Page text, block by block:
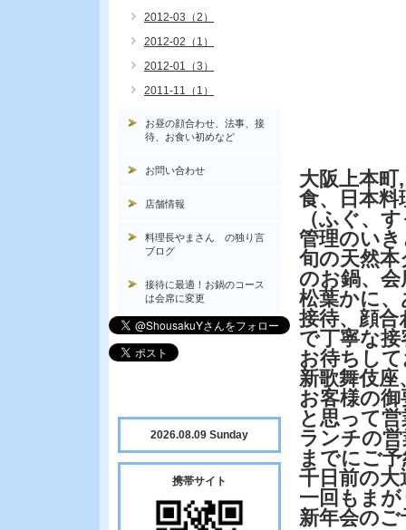
大阪上本
食、日本
（ふぐ、
管理のい
旬の天然本
のお鍋、
松葉かに
接待、顔
で丁寧な接
お待ちし
新歌舞伎
お客様の
と思って
ランチの
までにご
千日前の
一回もま
新年会の
2012-03（2）
2012-02（1）
2012-01（3）
2011-11（1）
お昼の顔合わせ、法事、接
待、お食い初めなど
お問い合わせ
店舗情報
料理長やまさん の独り言
ブログ
接待に最適！お鍋のコース
は会席に変更
2026.08.09 Sunday
携帯サイト